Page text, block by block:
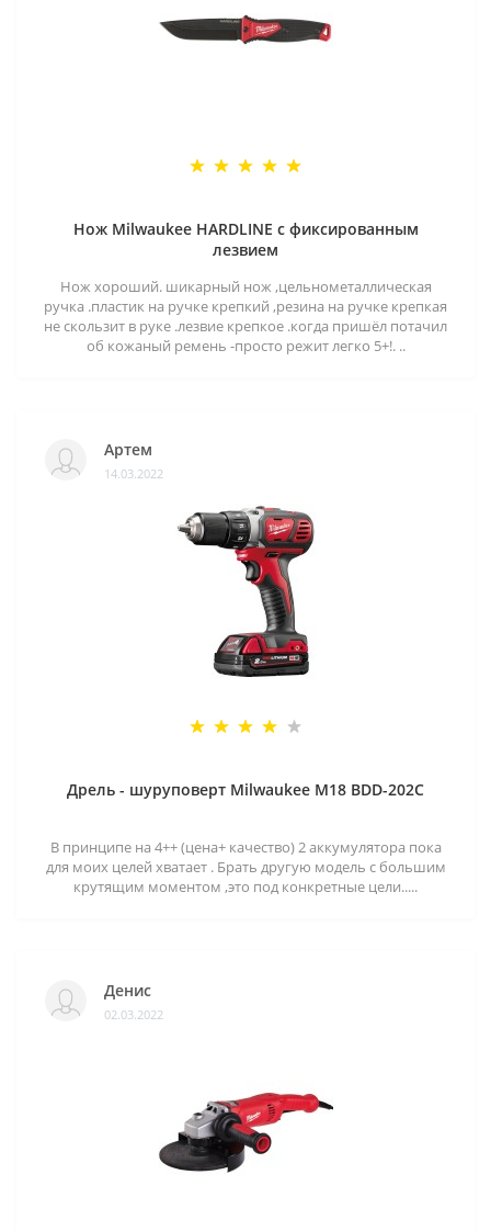
Нож Milwaukee HARDLINE с фиксированным
лезвием
Нож хороший. шикарный нож ,цельнометаллическая
ручка .пластик на ручке крепкий ,резина на ручке крепкая
не скользит в руке .лезвие крепкое .когда пришёл потачил
об кожаный ремень -просто режит легко 5+!. ..
Артем
14.03.2022
Дрель - шуруповерт Milwaukee M18 BDD-202C
В принципе на 4++ (цена+ качество) 2 аккумулятора пока
для моих целей хватает . Брать другую модель с большим
крутящим моментом ,это под конкретные цели.....
Денис
02.03.2022